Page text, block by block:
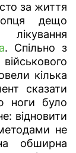
за життя
дещо
. Спільно з
кілька
сказати
ноги було
відновити
не
обширна